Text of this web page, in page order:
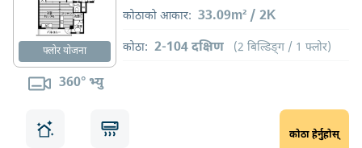
फ्लोर योजना
360° भ्यु
कोठाको आकार: 33.09m² / 2K
कोठा: 2-104 दक्षिण (2 बिल्डिङ्ग / 1 फ्लोर)
कोठा हेर्नुहोस्